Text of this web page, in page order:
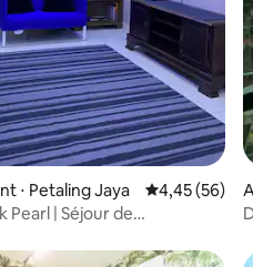
⋅ Petaling Jaya Évaluation
4,45 (56)
Pearl | Séjour de